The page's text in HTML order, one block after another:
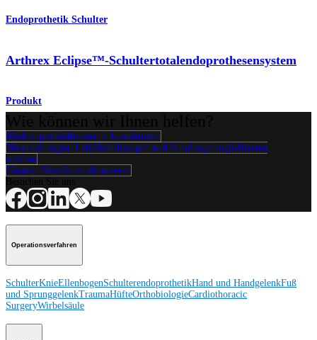
Endoprothetik Schulter
Arthrex Eclipse™-Schultertotalendoprothesensystem
Produkt
Medizinproduktberater:in kontaktieren
Veranstaltungen, Lab-Vorführungen und Schulungsmöglichkeiten
ansehen
Unseren Newsletter abonnieren
Operationsverfahren
SchulterKnieEllenbogenSchulterendoprothetikHand und HandgelenkFuß
und SprunggelenkTraumaHüfteOrthobiologieCardiothoracic
SurgeryWirbelsäule